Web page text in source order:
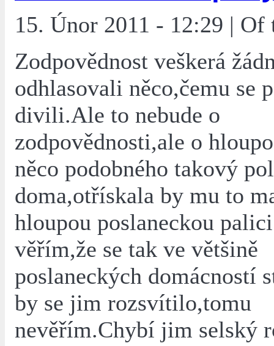
15. Únor 2011 - 12:29 | Of
Zodpovědnost veškerá
odhlasovali něco,čemu se
divili.Ale to nebude o
zodpovědnosti,ale o
něco podobného takový
doma,otřískala by mu to
hloupou poslaneckou
věřím,že se tak ve většině
poslaneckých domácností
by se jim rozsvítilo,tomu
nevěřím.Chybí jim selský